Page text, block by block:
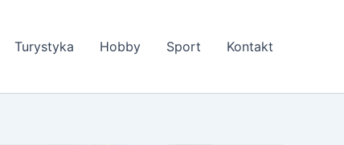
Turystyka Hobby Sport Kontakt